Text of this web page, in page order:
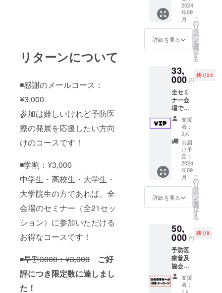
リターンについて
◾️感謝のメールコース：
¥3,000
参加は難しいけれど予防医
療の発展を応援したい方向
けのコースです！
◾️学割：¥3,000
中学生・高校生・大学生・
大学院生の方であれば、全
会場のセミナー（全21セッ
ション）に参加いただける
お得なコースです！
◾️早割3000：¥3,000
ご好
評につき限定数に達しまし
た！
慣・考
え方
参加可
能です
・日
時：
2024年
9月14日
10:00-
17:00
・場
所：東
京ビッ
グサイ
ト 会
議棟 ・
連絡方
法：詳
細は
メール
でご連
絡いた
します
※会場ま
での交
でご負
担くだ
さい
YOBO-
LABO
につい
て ・予
防医療
るお得
なコー
スで
す！
（ﾋﾟﾛﾘ
菌検
査・大
検査・
糖尿病ﾘ
ｽｸ検
査・梅
毒/HIV
検査）
※検査
キット
につい
ては末
尾に記
載いた
します
全会場
のセミ
ナー
（全21
参加可
能です
・日
時：
2024年
9月14日
（土曜
日）
2024
年09
月
詳細を見る
こ
の
リ
タ
ー
ン
を
選
択
す
る
33,
000 円
残り25
全セミ
ナー会
場で前
方列へ
の着席
確約 ホ
リエモ
ンと集
合写真
撮影
（時間
指定あ
り） ホ
リエモ
ンのサ
イン本
（『金
を使う
ならカ
ラダに
使
え』）
・日
時：
2024年
支援
者：
5人
お届
け予
定：
2024
年09
月
詳細を見る
こ
の
リ
タ
ー
ン
を
選
択
す
る
50,
000 円
残り9
予防医
療普及
協会の
理事・
顧問に
メッ
支援
者：
1人